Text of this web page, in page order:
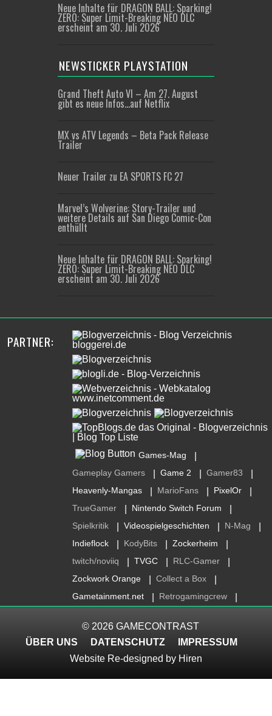
Neue Inhalte für DRAGON BALL: Sparking!
ZERO: Super Limit-Breaking NEO DLC
erscheint am 30. Juli 2026
NEWSTICKER PLAYSTATION
Grand Theft Auto VI – Am 27. August
gibt es neue Infos…auf Netflix
MX vs ATV Legends – Beta Pack Release
Trailer
Neuer Trailer zu EA SPORTS FC 27
Marvel’s Wolverine: Story-Trailer und
weitere Details auf San Diego Comic-Con
enthüllt
Neue Inhalte für DRAGON BALL: Sparking!
ZERO: Super Limit-Breaking NEO DLC
erscheint am 30. Juli 2026
PARTNER:
Games-Mag
Gameplay Gamers Game 2 Gamer83
Heavenly-Mangas MarioFans PixelOr
TrueGamer Nintendo Switch Forum
Spielkritik Videospielgeschichten N-Mag
Indieflock KodyBits Zockerheim
twitch/noviiq TVGC RLC-Gamer
Zockwork Orange Collect a Box
Gametainment.net Retrogamingcrew
© 2026 GAMECONTRAST
ÜBER UNS
DATENSCHUTZ
IMPRESSUM
Website Re-designed by Hiren